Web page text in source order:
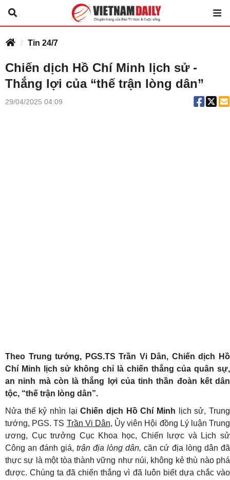
Tin 24/7
Chiến dịch Hồ Chí Minh lịch sử -
Thắng lợi của “thế trận lòng dân”
29/04/2025 04:09
Theo Trung tướng, PGS.TS Trần Vi Dân, Chiến dịch Hồ
Chí Minh lịch sử không chỉ là chiến thắng của quân sự,
an ninh mà còn là thắng lợi của tinh thần đoàn kết dân
tộc, “thế trận lòng dân”.
Nửa thế kỷ nhìn lạiChiến dịch Hồ Chí Minh
lịch sử, Trung
tướng, PGS. TS Trần Vi Dân, Ủy viên Hội đồng Lý luận Trung
ương, Cục trưởng Cục Khoa học, Chiến lược và Lịch sử
Công an đánh giá, trận địa lòng dân, căn cứ địa lòng dân đã
thực sự là một tòa thành vững như núi, không kẻ thù nào phá
được. Chúng ta đã chiến thắng vì đã luôn biết dựa chắc vào